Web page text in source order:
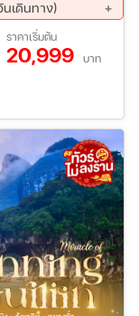
เดินทาง)
- 26 ธ.ค. 69
ราคาเริ่มต้น
20,999 บาท